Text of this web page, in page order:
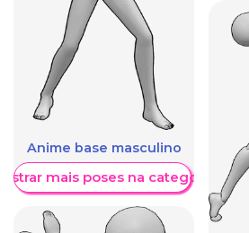
Anime base masculino
mais poses na categoria